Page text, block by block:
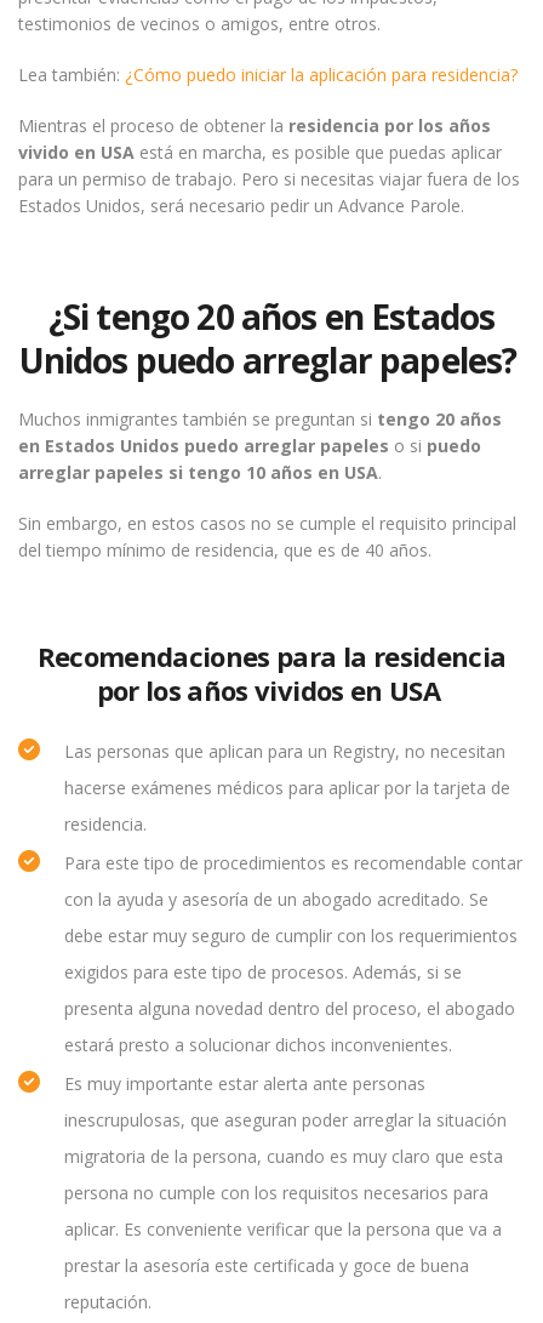
testimonios de vecinos o amigos, entre otros.
Lea también: ¿Cómo puedo iniciar la aplicación para residencia?
Mientras el proceso de obtener la residencia por los años
vivido en USA está en marcha, es posible que puedas aplicar
para un permiso de trabajo. Pero si necesitas viajar fuera de los
Estados Unidos, será necesario pedir un Advance Parole.
¿Si tengo 20 años en Estados
Unidos puedo arreglar papeles?
Muchos inmigrantes también se preguntan si tengo 20 años
en Estados Unidos puedo arreglar papeles o si puedo
arreglar papeles si tengo 10 años en USA.
Sin embargo, en estos casos no se cumple el requisito principal
del tiempo mínimo de residencia, que es de 40 años.
Recomendaciones para la residencia
por los años vividos en USA
Las personas que aplican para un Registry, no necesitan
hacerse exámenes médicos para aplicar por la tarjeta de
residencia.
Para este tipo de procedimientos es recomendable contar
con la ayuda y asesoría de un abogado acreditado. Se
debe estar muy seguro de cumplir con los requerimientos
exigidos para este tipo de procesos. Además, si se
presenta alguna novedad dentro del proceso, el abogado
estará presto a solucionar dichos inconvenientes.
Es muy importante estar alerta ante personas
inescrupulosas, que aseguran poder arreglar la situación
migratoria de la persona, cuando es muy claro que esta
persona no cumple con los requisitos necesarios para
aplicar. Es conveniente verificar que la persona que va a
prestar la asesoría este certificada y goce de buena
reputación.